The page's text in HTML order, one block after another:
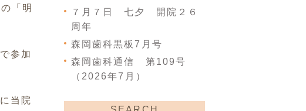
「明
参加
当院
７月７日 七夕 開院２６
周年
森岡歯科黒板7月号
森岡歯科通信 第109号
（2026年7月）